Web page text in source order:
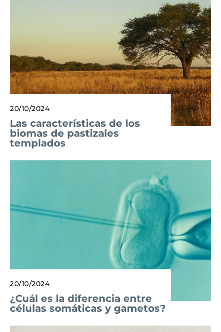
20/10/2024
Las características de los
biomas de pastizales
templados
20/10/2024
¿Cuál es la diferencia entre
células somáticas y gametos?